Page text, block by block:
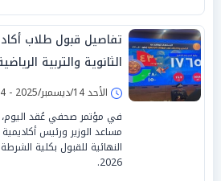
تفاصيل قبول طلاب
الثانوية والتربية
الأحد 14/ديسمبر/2025 - 02:44 م
في مؤتمر صحفي عُقد اليوم،
مساعد الوزير ورئيس
2026.